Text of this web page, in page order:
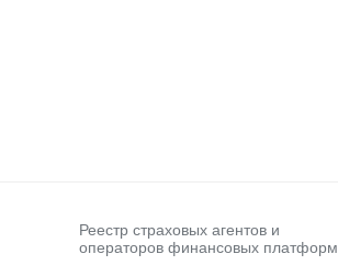
Реестр страховых агентов и
операторов финансовых платформ